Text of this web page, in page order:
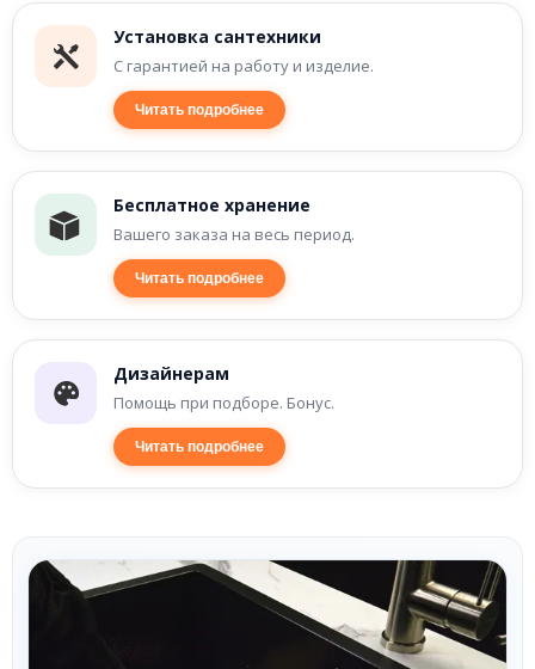
Установка сантехники
С гарантией на работу и изделие.
Читать подробнее
Бесплатное хранение
Вашего заказа на весь период.
Читать подробнее
Дизайнерам
Помощь при подборе. Бонус.
Читать подробнее